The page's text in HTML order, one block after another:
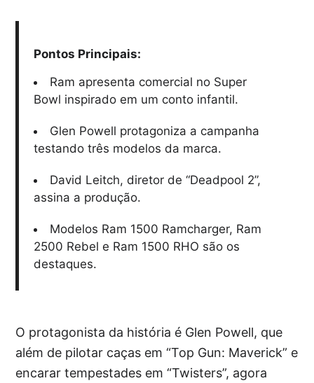
Pontos Principais:
Ram apresenta comercial no Super
Bowl inspirado em um conto infantil.
Glen Powell protagoniza a campanha
testando três modelos da marca.
David Leitch, diretor de “Deadpool 2”,
assina a produção.
Modelos Ram 1500 Ramcharger, Ram
2500 Rebel e Ram 1500 RHO são os
destaques.
O protagonista da história é Glen Powell, que
além de pilotar caças em “Top Gun: Maverick” e
encarar tempestades em “Twisters”, agora